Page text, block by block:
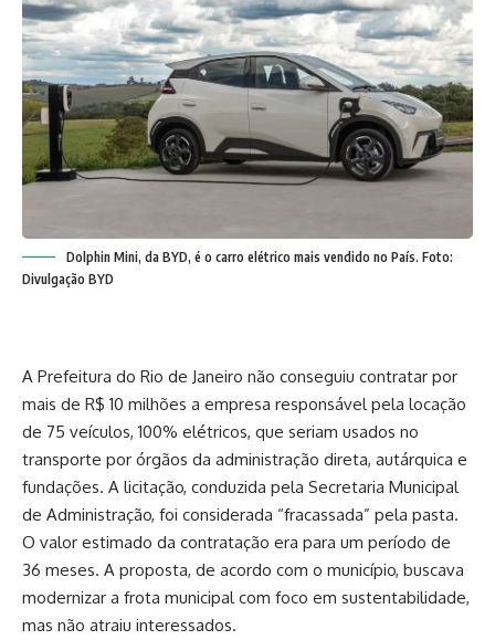
Dolphin Mini, da BYD, é o carro elétrico mais vendido no País. Foto:
Divulgação BYD
A Prefeitura do Rio de Janeiro não conseguiu contratar por
mais de R$ 10 milhões a empresa responsável pela locação
de 75 veículos, 100% elétricos, que seriam usados no
transporte por órgãos da administração direta, autárquica e
fundações. A licitação, conduzida pela Secretaria Municipal
de Administração, foi considerada “fracassada” pela pasta.
O valor estimado da contratação era para um período de
36 meses. A proposta, de acordo com o município, buscava
modernizar a frota municipal com foco em sustentabilidade,
mas não atraiu interessados.